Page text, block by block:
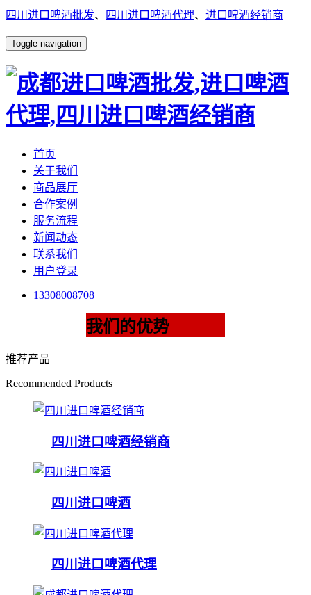
四川进口啤酒批发、 四川进口啤酒代理、 进口啤酒经销商
Toggle navigation
首页
关于我们
商品展厅
合作案例
服务流程
新闻动态
联系我们
用户登录
13308008708
我们的优势
推荐产品
Recommended Products
四川进口啤酒经销商
四川进口啤酒
四川进口啤酒代理